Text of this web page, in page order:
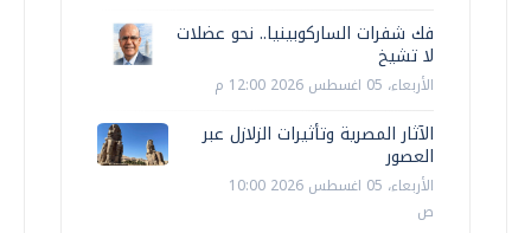
فك شفرات الساركوبينيا.. نحو عضلات
لا تشيخ
الأربعاء، 05 اغسطس 2026 12:00 م
الآثار المصرية وتأثيرات الزلازل عبر
العصور
الأربعاء، 05 اغسطس 2026 10:00
ص